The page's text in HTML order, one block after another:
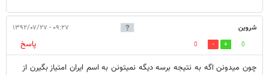
شروین ۰۹:۲۷ - ۱۳۹۲/۰۷/۲۷
0
0
پاسخ
چون میدونن اگه به نتیجه برسه دیگه نمیتونن به اسم ایران امتیاز بگیرن از